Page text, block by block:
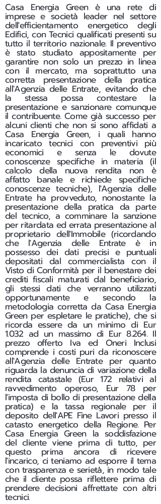
Casa Energia Green è una rete di
imprese e società leader nel settore
dell'efficientamento energetico degli
Edifici, con Tecnici qualificati presenti su
tutto il territorio nazionale. Il preventivo
è stato studiato appositamente per
garantire non solo un prezzo in linea
con il mercato, ma soprattutto una
corretta presentazione della pratica
all'Agenzia delle Entrate, evitando che
la stessa possa contestare la
presentazione e sanzionare comunque
il contribuente. Come già successo per
alcuni clienti che non si sono affidati a
Casa Energia Green, i quali hanno
incaricato tecnici con preventivi più
economici e senza le dovute
conoscenze specifiche in materia (il
calcolo della nuova rendita non è
affatto banale e richiede specifiche
conoscenze tecniche), l'Agenzia delle
Entrate ha provveduto, nonostante la
presentazione della pratica da parte
del tecnico, a comminare la sanzione
per ritardata ed errata presentazione al
proprietario dell'Immobile (ricordando
che l'Agenzia delle Entrate è in
possesso dei dati precisi e puntuali
depositati dal commercialista con il
Visto di Conformità per il benestare dei
crediti fiscali maturati dal beneficiario,
gli stessi dati che verranno utilizzati
opportunamente e secondo la
metodologia corretta da Casa Energia
Green per espletare le pratiche), che si
ricorda essere da un minimo di Eur
1.032 ad un massimo di Eur 8.264. Il
prezzo offerto Iva ed Oneri Inclusi
comprende i costi puri da riconoscere
all'Agenzia delle Entrate per quanto
riguarda la denuncia di variazione della
rendita catastale (Eur 172 relativi al
ravvedimento operoso, Eur 78 per
l'imposta di bollo di presentazione della
pratica) e la tassa regionale per il
deposito dell'APE Fine Lavori presso il
catasto energetico della Regione. Per
Casa Energia Green la soddisfazione
del cliente viene prima di tutto, per
questo prima ancora di ricevere
l'incarico, ci teniamo ad esporre il tema
con trasparenza e serietà, in modo tale
che il cliente possa riflettere prima di
prendere decisioni affrettate con altri
tecnici.